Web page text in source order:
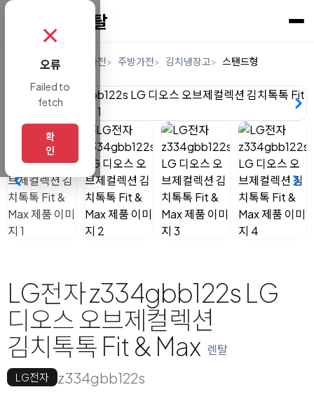
렌탈 디지털/가전 주방가전 김치냉장고 스탠드형
LG전자 z334gbb122s LG
디오스 오브제컬렉션
김치톡톡 Fit & Max 렌탈
LG전자 z334gbb122s
✗
오류
Failed to
fetch
확
인